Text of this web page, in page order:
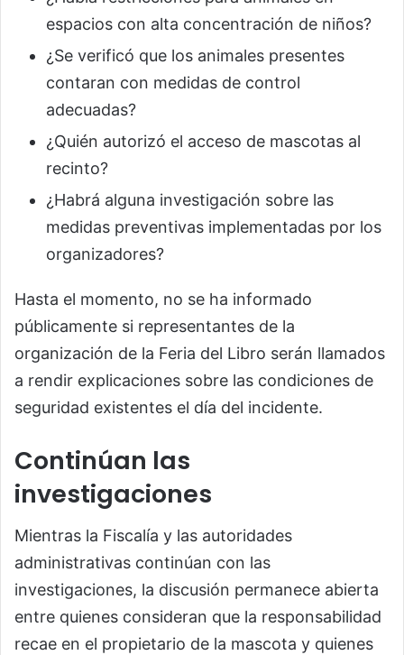
espacios con alta concentración de niños?
¿Se verificó que los animales presentes
contaran con medidas de control
adecuadas?
¿Quién autorizó el acceso de mascotas al
recinto?
¿Habrá alguna investigación sobre las
medidas preventivas implementadas por los
organizadores?
Hasta el momento, no se ha informado
públicamente si representantes de la
organización de la Feria del Libro serán llamados
a rendir explicaciones sobre las condiciones de
seguridad existentes el día del incidente.
Continúan las
investigaciones
Mientras la Fiscalía y las autoridades
administrativas continúan con las
investigaciones, la discusión permanece abierta
entre quienes consideran que la responsabilidad
recae en el propietario de la mascota y quienes